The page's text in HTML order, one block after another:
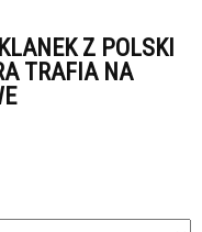
Z POLSKI
TRAFIA NA